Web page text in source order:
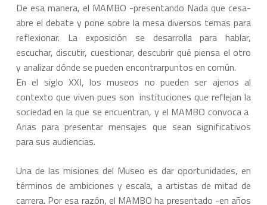
De esa manera, el MAMBO -presentando Nada que cesa-
abre el debate y pone sobre la mesa diversos temas para
reflexionar. La exposición se desarrolla para hablar,
escuchar, discutir, cuestionar, descubrir qué piensa el otro
y analizar dónde se pueden encontrarpuntos en común.
En el siglo XXI, los museos no pueden ser ajenos al
contexto que viven pues son instituciones que reflejan la
sociedad en la que se encuentran, y el MAMBO convoca a
Arias para presentar mensajes que sean significativos
para sus audiencias.
Una de las misiones del Museo es dar oportunidades, en
términos de ambiciones y escala, a artistas de mitad de
carrera. Por esa razón, el MAMBO ha presentado -en años